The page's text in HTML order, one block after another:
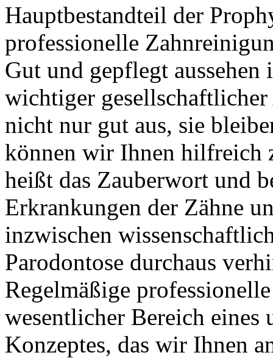
Hauptbestandteil der
professionelle
Gut und gepflegt
wichtiger
nicht nur gut aus, sie
können wir Ihnen hilfreich
heißt das Zauberwort und
Erkrankungen der Zähne
inzwischen
Parodontose durchaus
Regelmäßige
wesentlicher Bereich
Konzeptes, das wir Ihnen